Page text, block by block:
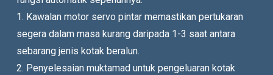
1. Kawalan motor servo pintar memastikan pertukaran
segera dalam masa kurang daripada 1-3 saat antara
sebarang jenis kotak beralun.
2. Penyelesaian muktamad untuk pengeluaran kotak